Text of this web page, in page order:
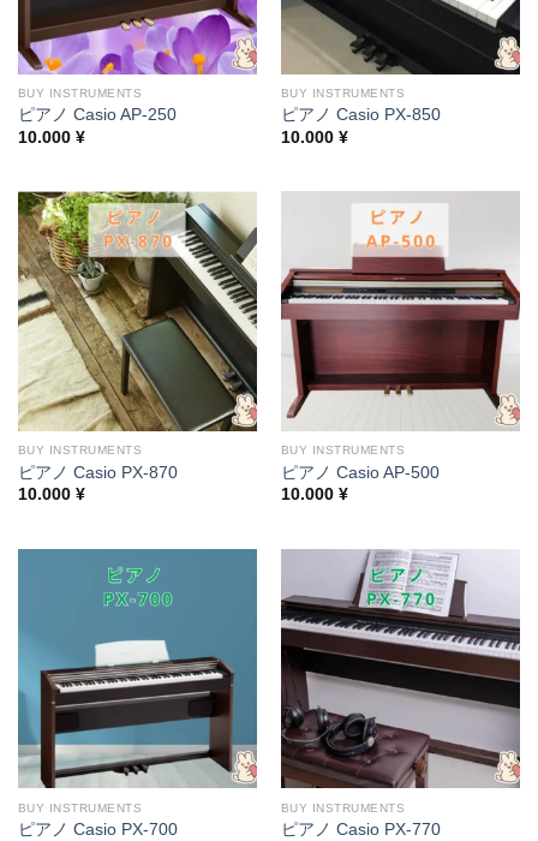
BUY INSTRUMENTS
ピアノ Casio AP-250
10.000 ¥
BUY INSTRUMENTS
ピアノ Casio PX-850
10.000 ¥
BUY INSTRUMENTS
ピアノ Casio PX-870
10.000 ¥
BUY INSTRUMENTS
ピアノ Casio AP-500
10.000 ¥
BUY INSTRUMENTS
ピアノ Casio PX-700
BUY INSTRUMENTS
ピアノ Casio PX-770